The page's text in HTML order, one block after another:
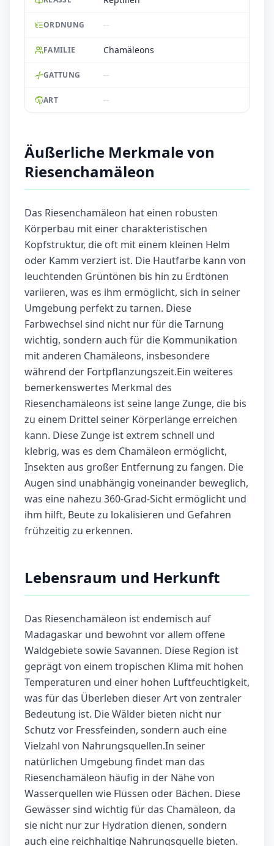
ORDNUNG --
FAMILIE Chamäleons
GATTUNG --
ART --
Äußerliche Merkmale von
Riesenchamäleon
Das Riesenchamäleon hat einen robusten
Körperbau mit einer charakteristischen
Kopfstruktur, die oft mit einem kleinen Helm
oder Kamm verziert ist. Die Hautfarbe kann von
leuchtenden Grüntönen bis hin zu Erdtönen
variieren, was es ihm ermöglicht, sich in seiner
Umgebung perfekt zu tarnen. Diese
Farbwechsel sind nicht nur für die Tarnung
wichtig, sondern auch für die Kommunikation
mit anderen Chamäleons, insbesondere
während der Fortpflanzungszeit.Ein weiteres
bemerkenswertes Merkmal des
Riesenchamäleons ist seine lange Zunge, die bis
zu einem Drittel seiner Körperlänge erreichen
kann. Diese Zunge ist extrem schnell und
klebrig, was es dem Chamäleon ermöglicht,
Insekten aus großer Entfernung zu fangen. Die
Augen sind unabhängig voneinander beweglich,
was eine nahezu 360-Grad-Sicht ermöglicht und
ihm hilft, Beute zu lokalisieren und Gefahren
frühzeitig zu erkennen.
Lebensraum und Herkunft
Das Riesenchamäleon ist endemisch auf
Madagaskar und bewohnt vor allem offene
Waldgebiete sowie Savannen. Diese Region ist
geprägt von einem tropischen Klima mit hohen
Temperaturen und einer hohen Luftfeuchtigkeit,
was für das Überleben dieser Art von zentraler
Bedeutung ist. Die Wälder bieten nicht nur
Schutz vor Fressfeinden, sondern auch eine
Vielzahl von Nahrungsquellen.In seiner
natürlichen Umgebung findet man das
Riesenchamäleon häufig in der Nähe von
Wasserquellen wie Flüssen oder Bächen. Diese
Gewässer sind wichtig für das Chamäleon, da
sie nicht nur zur Hydration dienen, sondern
auch eine reichhaltige Nahrungsquelle bieten.